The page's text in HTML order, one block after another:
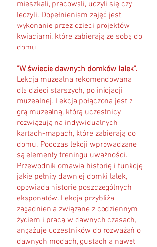
mieszkali, pracowali, uczyli się czy
leczyli. Dopełnieniem zajęć jest
wykonanie przez dzieci projektów
kwiaciarni, które zabierają ze sobą do
domu.
"W świecie dawnych domków lalek".
Lekcja muzealna rekomendowana
dla dzieci starszych, po inicjacji
muzealnej. Lekcja połączona jest z
grą muzealną, którą uczestnicy
rozwiązują na indywidualnych
kartach-mapach, które zabierają do
domu. Podczas lekcji wprowadzane
są elementy treningu uważności.
Przewodnik omawia historię i funkcję
jakie pełniły dawniej domki lalek,
opowiada historie poszczególnych
eksponatów. Lekcja przybliża
zagadnienia związane z codziennym
życiem i pracą w dawnych czasach,
angażuje uczestników do rozważań o
dawnych modach, gustach a nawet